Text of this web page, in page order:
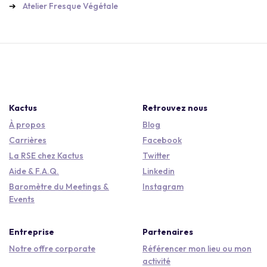
Atelier Fresque Végétale
Kactus
À propos
Carrières
La RSE chez Kactus
Aide & F.A.Q.
Baromètre du Meetings &
Events
Retrouvez nous
Blog
Facebook
Twitter
Linkedin
Instagram
Entreprise
Notre offre corporate
Partenaires
Référencer mon lieu ou mon
activité